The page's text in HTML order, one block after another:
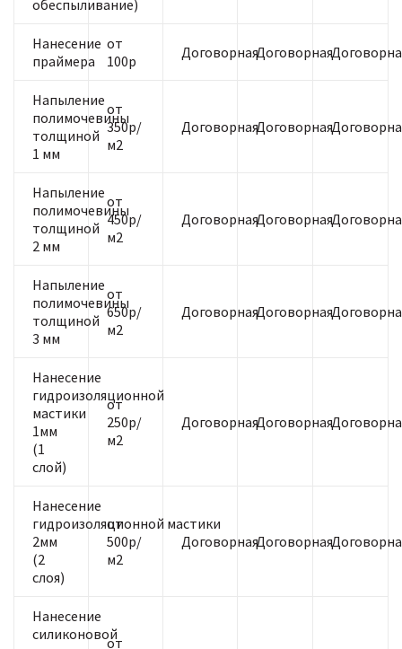
обеспыливание)
Нанесение
праймера
от
100р
ДоговорнаяДоговорная
Напыление
полимочевины
толщиной
1 мм
от
350р/
м2
ДоговорнаяДоговорная
Напыление
полимочевины
толщиной
2 мм
от
450р/
м2
ДоговорнаяДоговорная
Напыление
полимочевины
толщиной
3 мм
от
650р/
м2
ДоговорнаяДоговорная
Нанесение
гидроизоляционной
мастики
1мм
(1
слой)
от
250р/
м2
ДоговорнаяДоговорная
Нанесение
гидроизоляционной мастики
2мм
(2
слоя)
от
500р/
м2
ДоговорнаяДоговорная
Нанесение
силиконовой
от